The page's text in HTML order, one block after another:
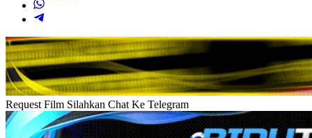
Request Film Silahkan Chat Ke Telegram